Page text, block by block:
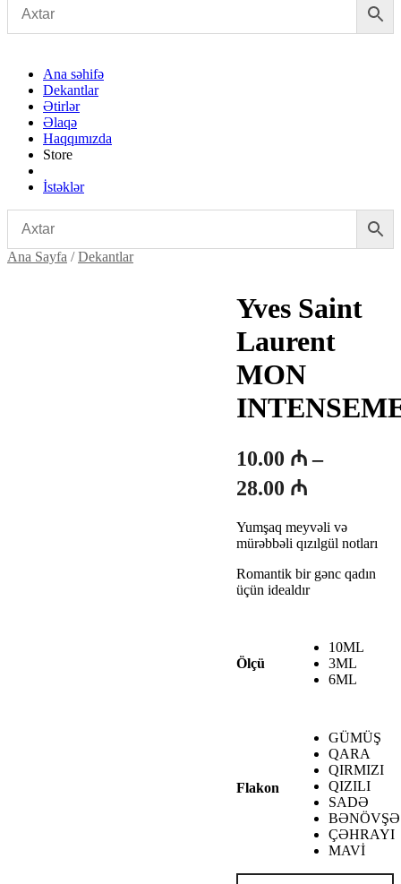
Ana səhifə
Dekantlar
Ətirlər
Əlaqə
Haqqımızda
Store
İstəklər
Ana Sayfa /Dekantlar
Yves Saint
Laurent
MON
10.00 ₼ –
28.00 ₼Fiyat
10.00 ₼
28.00 ₼
Yumşaq meyvəli və
mürəbbəli qızılgül notları
Romantik bir gənc qadın
üçün idealdır
Ölçü
10ML
3ML
6ML
Flakon
GÜMÜŞ
QARA
QIRMIZI
QIZILI
SADƏ
BƏNÖVŞƏ
ÇƏHRAYI
MAVİ